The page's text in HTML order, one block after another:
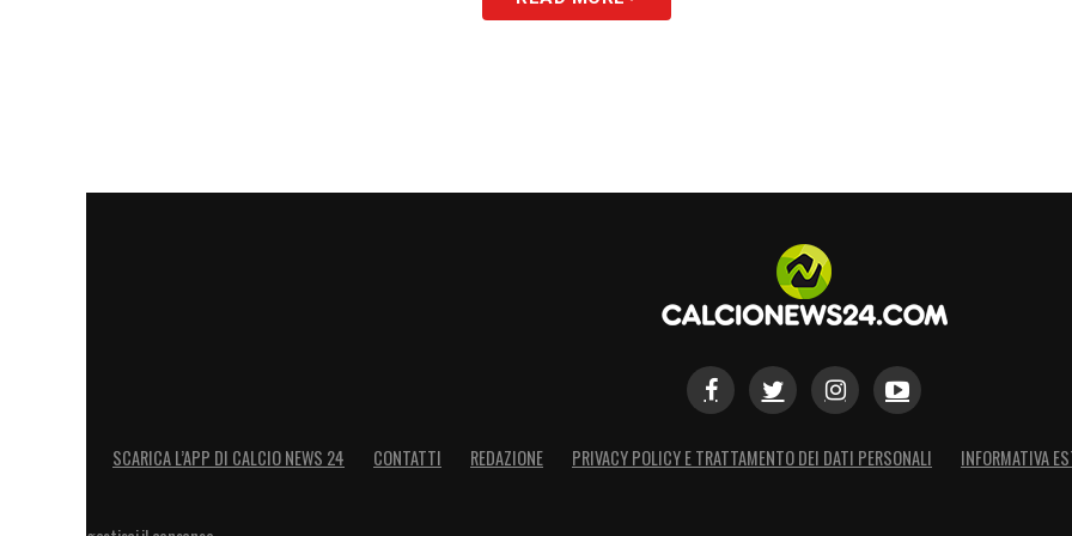
SCARICA L’APP DI CALCIO NEWS 24 CONTATTI REDAZIONE PRIVACY POLICY E TRATTAMENTO DEI DATI PERSONALI INFORMATIVA